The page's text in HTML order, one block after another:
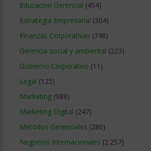
Educacion Gerencial (454)
Estrategia Empresarial (304)
Finanzas Corporativas (748)
Gerencia social y ambiental (223)
Gobierno Corporativo (11)
Legal (125)
Marketing(988)
Marketing Digital (247)
Métodos Gerenciales (280)
Negocios Internacionales (2.257)